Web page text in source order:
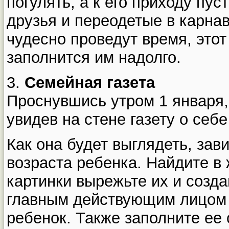
друзья и переодетые в
чудесно проведут время,
заполнится им надолго.
3. Семейная газета
Проснувшись утром 1
увидев на стене газету о
Как она будет выглядеть,
возраста ребенка. Найдите
картинки вырежьте их и
главным действующим
ребенок. Также заполните